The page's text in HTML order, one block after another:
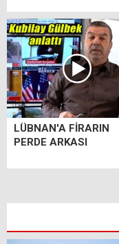
LÜBNAN'A FİRARIN
PERDE ARKASI